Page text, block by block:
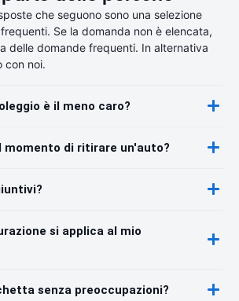
che seguono sono una selezione
Se la domanda non è elencata,
delle domande frequenti. In alternativa
con noi.
è il meno caro?
momento di ritirare un'auto?
si applica al mio
senza preoccupazioni?